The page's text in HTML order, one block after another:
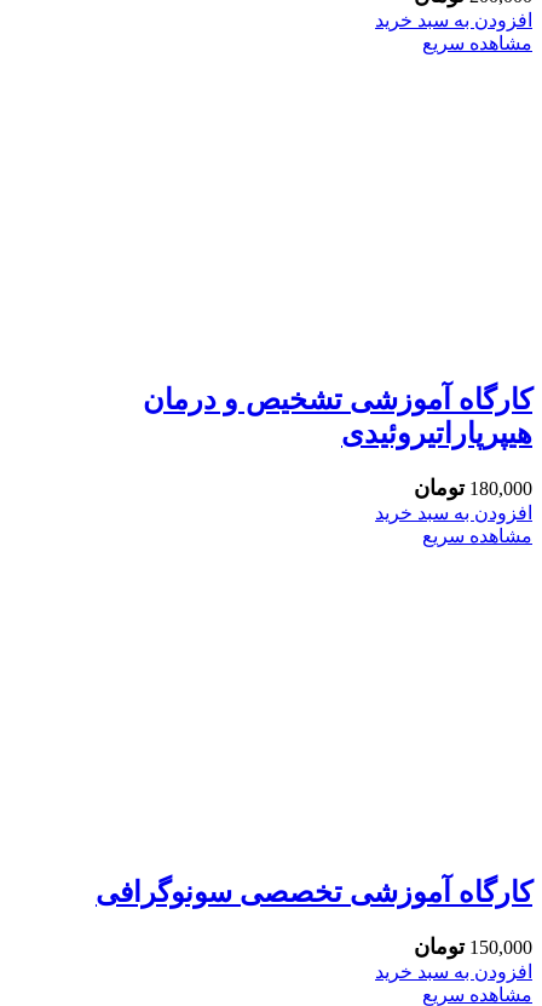
افزودن به سبد خرید
مشاهده سریع
کارگاه آموزشی تشخیص و درمان
هیپرپاراتیروئیدى
180,000 تومان
افزودن به سبد خرید
مشاهده سریع
کارگاه آموزشی تخصصی سونوگرافی
150,000 تومان
افزودن به سبد خرید
مشاهده سریع